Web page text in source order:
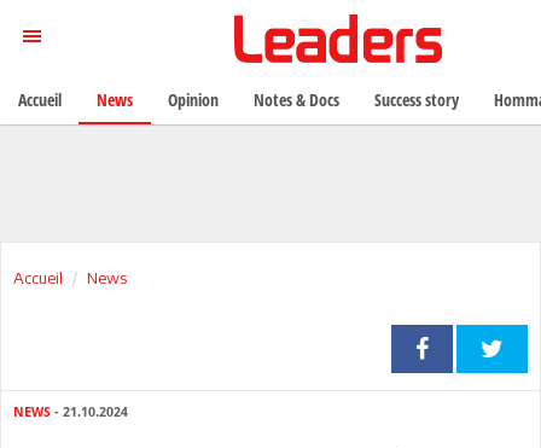
Accueil News
NEWS - 21.10.2024
Accueil News Opinion Notes & Docs Success story